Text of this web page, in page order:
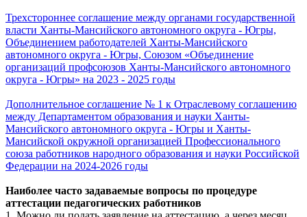
Трехстороннее соглашение между органами государственной
власти Ханты-Мансийского автономного округа - Югры,
Объединением работодателей Ханты-Мансийского
автономного округа - Югры, Союзом «Объединение
организаций профсоюзов Ханты-Мансийского автономного
округа - Югры» на 2023 - 2025 годы
Дополнительное соглашение № 1 к Отраслевому соглашению
между Департаментом образования и науки Ханты-
Мансийского автономного округа - Югры и Ханты-
Мансийской окружной организацией Профессионального
союза работников народного образования и науки Российской
Федерации на 2024-2026 годы
Наиболее часто задаваемые вопросы по процедуре
аттестации педагогических работников